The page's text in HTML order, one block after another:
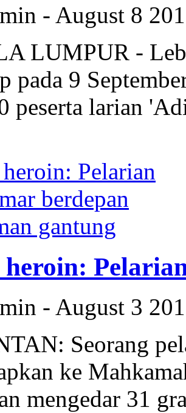
- August 8
LUMPUR -
pada 9
peserta larian
- August 3
Seorang
ke
mengedar 31